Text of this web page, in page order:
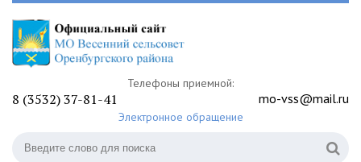
Телефоны приемной:
8 (3532) 37-81-41 mo-vss@mail.ru
Электронное обращение